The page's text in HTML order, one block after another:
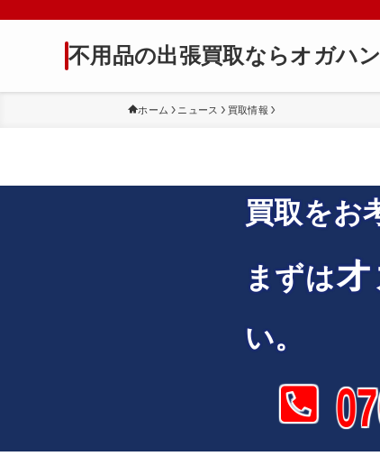
不用品の出張買取ならオガハン
ホーム ニュース 買取情報
買取をお
まずは
い。